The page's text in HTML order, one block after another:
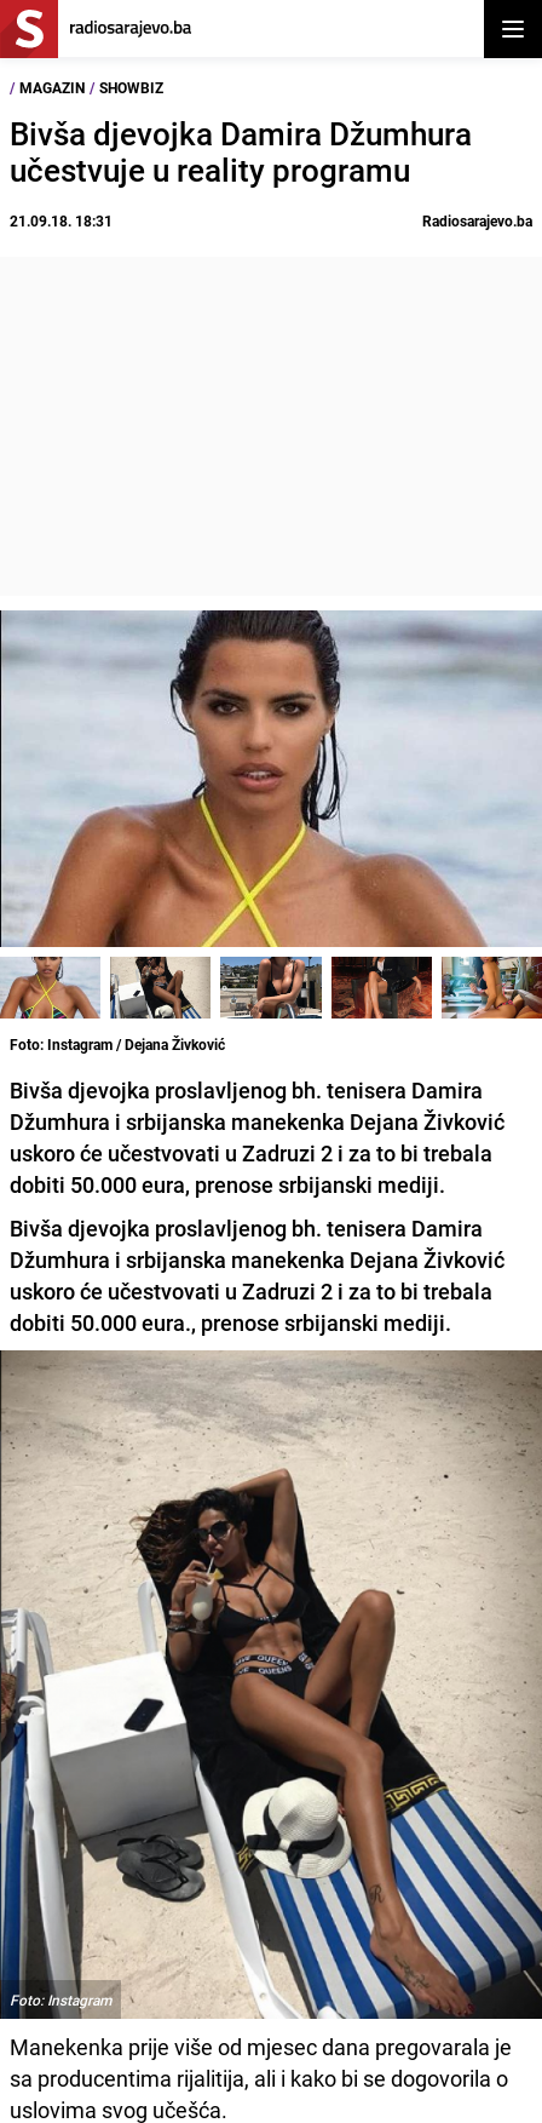
/ MAGAZIN / SHOWBIZ
Bivša djevojka Damira Džumhura
učestvuje u reality programu
21.09.18. 18:31 Radiosarajevo.ba
Foto: Instagram / Dejana Živković
Bivša djevojka proslavljenog bh. tenisera Damira
Džumhura i srbijanska manekenka Dejana Živković
uskoro će učestvovati u Zadruzi 2 i za to bi trebala
dobiti 50.000 eura, prenose srbijanski mediji.
Bivša djevojka proslavljenog bh. tenisera Damira
Džumhura i srbijanska manekenka Dejana Živković
uskoro će učestvovati u Zadruzi 2 i za to bi trebala
dobiti 50.000 eura., prenose srbijanski mediji.
Foto: Instagram
Manekenka prije više od mjesec dana pregovarala je
sa producentima rijalitija, ali i kako bi se dogovorila o
uslovima svog učešća.